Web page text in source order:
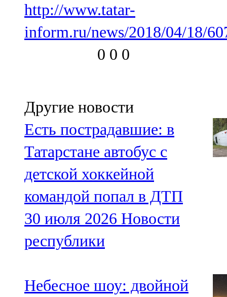
http://www.tatar-
inform.ru/news/2018/04/18/
0 0 0
Другие новости
Есть пострадавшие: в
Татарстане автобус с
детской хоккейной
командой попал в ДТП
30 июля 2026 Новости
республики
Небесное шоу: двойной